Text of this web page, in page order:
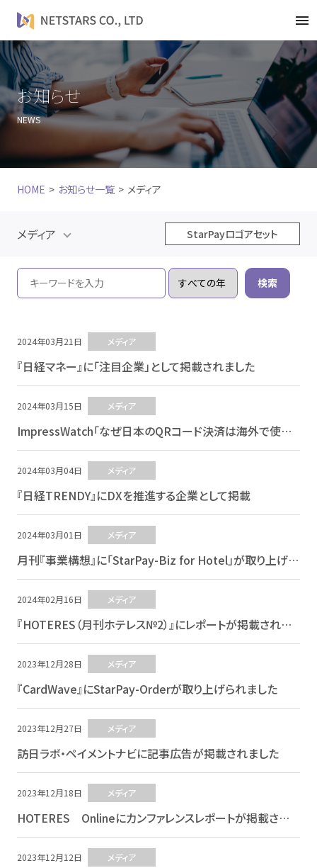
t
o
g
l
e
n
a
v
i
お知らせ
NEWS
HOME お知らせ一覧 メディア
メディア StarPayロゴアセット
2024年03月21日 メディア
『日経マネー』に「注目企業」として掲載されました
2024年03月15日 メディア
ImpressWatch「なぜ日本のQRコード決済は海外で使えないのか」でネットスターズが取り上げられました
2024年03月04日 メディア
『日経TRENDY』にDXを推進する企業として掲載
2024年03月01日 メディア
月刊『事業構想』に「StarPay-Biz for Hotel」が取り上げられました
2024年02月16日 メディア
『HOTERES（月刊ホテレス№2）』にレポートが掲載されました
2023年12月28日 メディア
『CardWave』にStarPay-Orderが取り上げられました
2023年12月27日 メディア
訪日ラボ・ペイメントナビに記事広告が掲載されました
2023年12月18日 メディア
HOTERES Onlineにカンファレンスレポートが掲載されました
2023年12月12日 メディア